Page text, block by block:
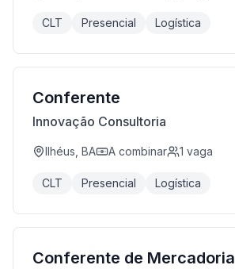
CLT Presencial Logística
Conferente
Innovação Consultoria
Ilhéus, BA A combinar 1 vaga
CLT Presencial Logística
Conferente de Mercadoria